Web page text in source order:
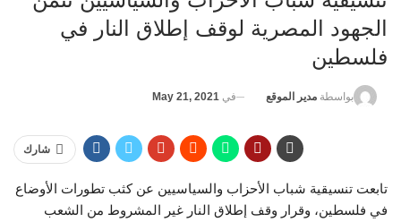
الجهود المصرية لوقف إطلاق النار في
فلسطين
بواسطة مدير الموقع في May 21, 2021
شارك
تابعت تنسيقية شباب الأحزاب والسياسيين عن كثب تطورات الأوضاع
في فلسطين، وقرار وقف إطلاق النار غير المشروط من الشعب